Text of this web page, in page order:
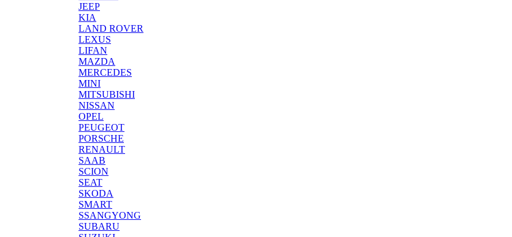
JEEP
KIA
LAND ROVER
LEXUS
LIFAN
MAZDA
MERCEDES
MINI
MITSUBISHI
NISSAN
OPEL
PEUGEOT
PORSCHE
RENAULT
SAAB
SCION
SEAT
SKODA
SMART
SSANGYONG
SUBARU